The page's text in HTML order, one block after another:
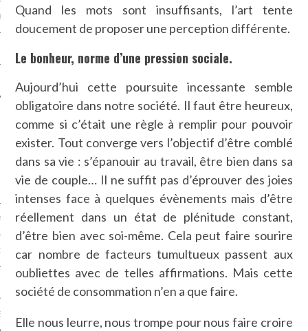
CARAVELLE
PODCAST
Quand les mots sont insuffisants, l’art tente
doucement de proposer une perception différente.
Le bonheur, norme d’une pression sociale.
Aujourd’hui cette poursuite incessante semble
obligatoire dans notre société. Il faut être heureux,
comme si c’était une règle à remplir pour pouvoir
exister. Tout converge vers l’objectif d’être comblé
dans sa vie : s’épanouir au travail, être bien dans sa
vie de couple… Il ne suffit pas d’éprouver des joies
intenses face à quelques évènements mais d’être
réellement dans un état de plénitude constant,
d’être bien avec soi-même. Cela peut faire sourire
car nombre de facteurs tumultueux passent aux
oubliettes avec de telles affirmations. Mais cette
société de consommation n’en a que faire.
Elle nous leurre, nous trompe pour nous faire croire